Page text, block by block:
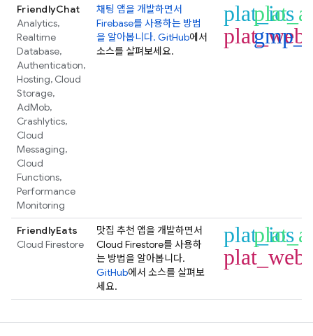
FriendlyChat
Analytics,
Realtime
Database,
Authentication,
Hosting, Cloud
Storage,
AdMob,
Crashlytics,
Cloud
Messaging,
Cloud
Functions,
Performance
Monitoring
채팅 앱을 개발하면서
Firebase를 사용하는 방법
을 알아봅니다. GitHub에서
소스를 살펴보세요.
plat_ios
plat_web
FriendlyEats
Cloud Firestore
맛집 추천 앱을 개발하면서
Cloud Firestore를 사용하
는 방법을 알아봅니다.
GitHub에서 소스를 살펴보
세요.
plat_ios
plat_web